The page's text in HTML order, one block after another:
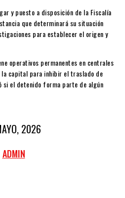
y puesto a disposición de la Fiscalía
que determinará su situación
para establecer el origen y
operativos permanentes en centrales
la capital para inhibir el traslado de
el detenido forma parte de algún
2026
ADMIN